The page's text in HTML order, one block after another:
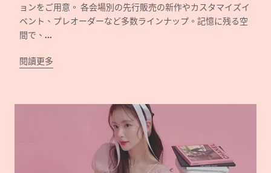
ョンをご用意。 各会場別の先行販売の新作やカスタマイズイ
ベント、プレオーダーなど多数ラインナップ。記憶に残る空
間で、...
閱讀更多